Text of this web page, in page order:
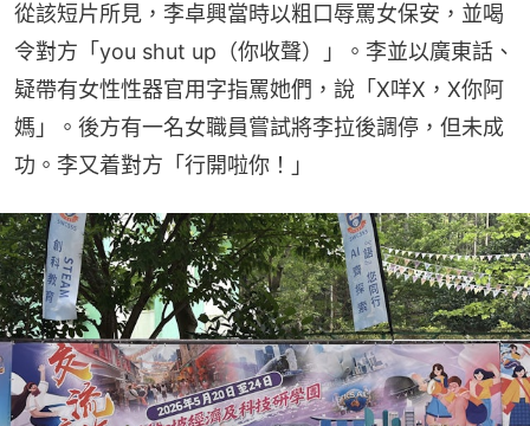
從該短片所見，李卓興當時以粗口辱罵女保安，並喝
令對方「you shut up（你收聲）」。李並以廣東話、
疑帶有女性性器官用字指罵她們，說「X咩X，X你阿
媽」。後方有一名女職員嘗試將李拉後調停，但未成
功。李又着對方「行開啦你！」